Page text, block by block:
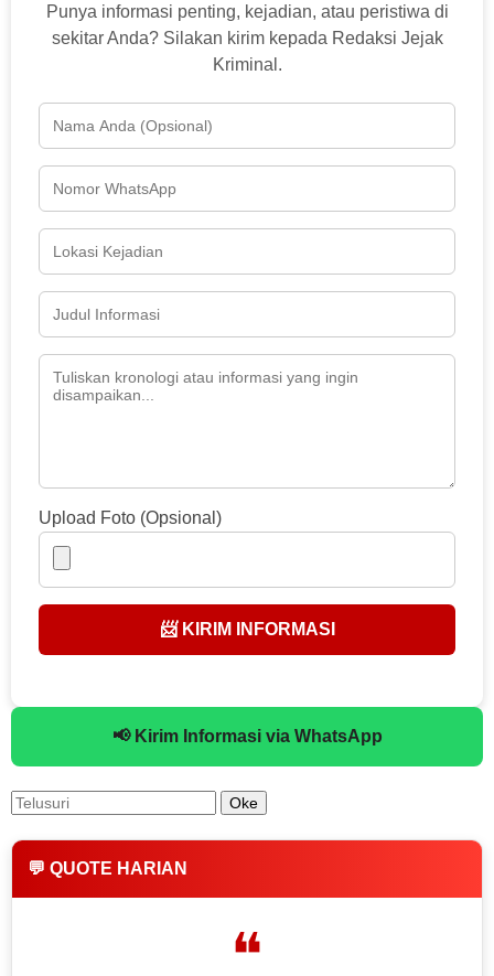
Punya informasi penting, kejadian, atau peristiwa di
sekitar Anda? Silakan kirim kepada Redaksi Jejak
Kriminal.
Upload Foto (Opsional)
📨 KIRIM INFORMASI
📢 Kirim Informasi via WhatsApp
💬 QUOTE HARIAN
❝